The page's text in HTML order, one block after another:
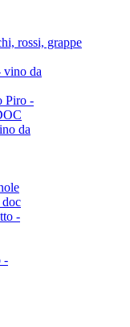
rossi, grappe
vino da
Piro -
da
doc
-
-